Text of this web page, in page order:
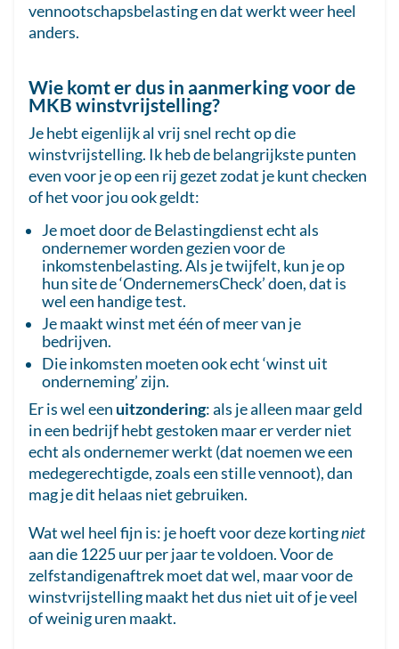
vennootschapsbelasting en dat werkt weer heel
anders.
Wie komt er dus in aanmerking voor de
MKB winstvrijstelling?
Je hebt eigenlijk al vrij snel recht op die
winstvrijstelling. Ik heb de belangrijkste punten
even voor je op een rij gezet zodat je kunt checken
of het voor jou ook geldt:
Je moet door de Belastingdienst echt als
ondernemer worden gezien voor de
inkomstenbelasting. Als je twijfelt, kun je op
hun site de ‘OndernemersCheck’ doen, dat is
wel een handige test.
Je maakt winst met één of meer van je
bedrijven.
Die inkomsten moeten ook echt ‘winst uit
onderneming’ zijn.
Er is wel een uitzondering: als je alleen maar geld
in een bedrijf hebt gestoken maar er verder niet
echt als ondernemer werkt (dat noemen we een
medegerechtigde, zoals een stille vennoot), dan
mag je dit helaas niet gebruiken.
Wat wel heel fijn is: je hoeft voor deze kortingniet
aan die 1225 uur per jaar te voldoen. Voor de
zelfstandigenaftrek moet dat wel, maar voor de
winstvrijstelling maakt het dus niet uit of je veel
of weinig uren maakt.